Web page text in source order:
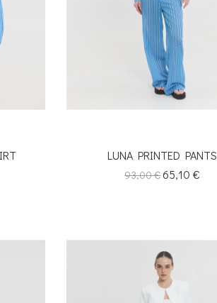
LUNA PRINTED PANTS
Κανονική
93,00 €Τιμή
65,10 €